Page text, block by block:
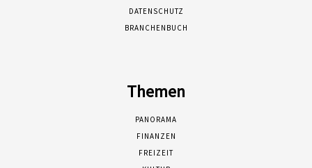
DATENSCHUTZ
BRANCHENBUCH
Themen
PANORAMA
FINANZEN
FREIZEIT